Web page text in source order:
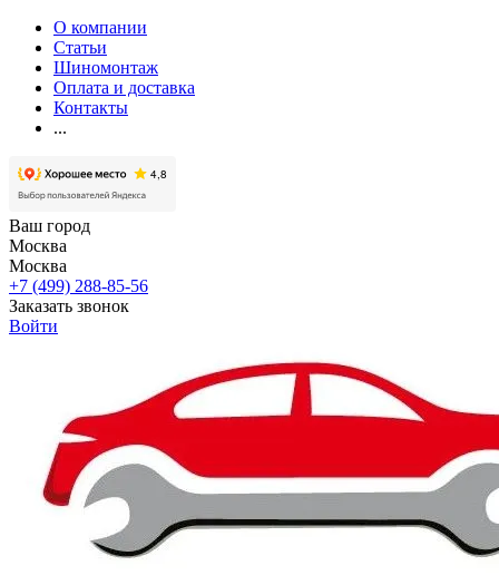
О компании
Статьи
Шиномонтаж
Оплата и доставка
Контакты
...
Ваш город
Москва
Москва
+7 (499) 288-85-56
Заказать звонок
Войти